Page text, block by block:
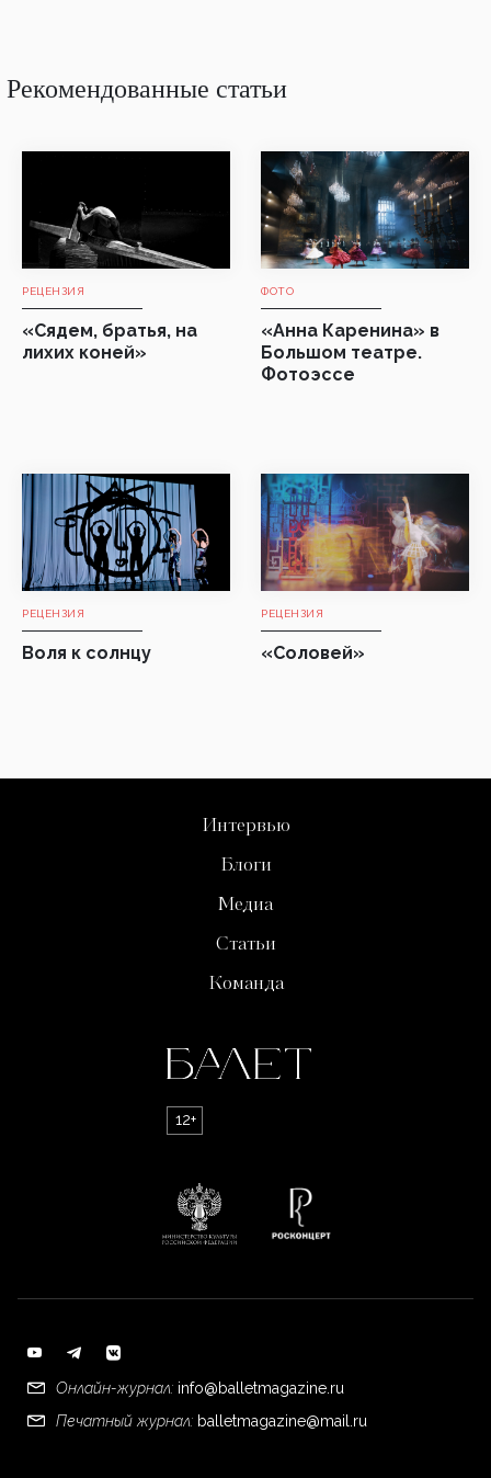
Рекомендованные статьи
РЕЦЕНЗИЯ
«Сядем, братья, на
лихих коней»
ФОТО
«Анна Каренина» в
Большом театре.
Фотоэссе
РЕЦЕНЗИЯ
Воля к солнцу
РЕЦЕНЗИЯ
«Соловей»
Интервью
Блоги
Медиа
Статьи
Команда
12+
Онлайн-журнал: info@balletmagazine.ru
Печатный журнал: balletmagazine@mail.ru